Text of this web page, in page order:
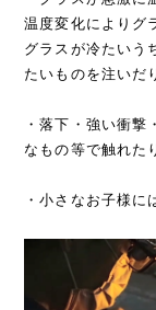
温度変化によりグ
グラスが冷たいう
たいものを注いだ
・落下・強い衝撃
なもの等で触れた
・小さなお子様に